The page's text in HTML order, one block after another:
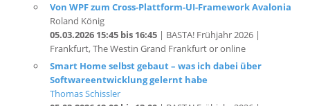
05.03.2026 15:45 bis 16:45| BASTA! Frühjahr 2026 |
Frankfurt, The Westin Grand Frankfurt or online
Smart Home selbst gebaut – was ich dabei über
Softwareentwicklung gelernt habe
Thomas Schissler
05.03.2026 12:00 bis 13:00| BASTA! Frühjahr 2026 |
Frankfurt, The Westin Grand Frankfurt or online